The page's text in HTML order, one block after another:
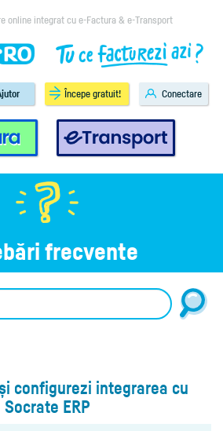
online integrat cu e-Factura & e-Transport
e-Transport
Începe gratuit! Conectare
frecvente
configurezi integrarea cu
Socrate ERP